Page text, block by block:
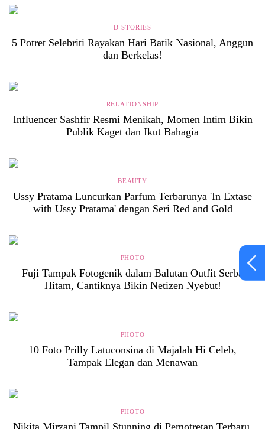
D-STORIES
5 Potret Selebriti Rayakan Hari Batik Nasional, Anggun
dan Berkelas!
RELATIONSHIP
Influencer Sashfir Resmi Menikah, Momen Intim Bikin
Publik Kaget dan Ikut Bahagia
BEAUTY
Ussy Pratama Luncurkan Parfum Terbarunya 'In Extase
with Ussy Pratama' dengan Seri Red and Gold
PHOTO
Fuji Tampak Fotogenik dalam Balutan Outfit Serba
Hitam, Cantiknya Bikin Netizen Nyebut!
PHOTO
10 Foto Prilly Latuconsina di Majalah Hi Celeb,
Tampak Elegan dan Menawan
PHOTO